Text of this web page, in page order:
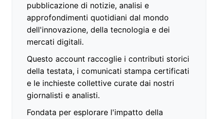
pubblicazione di notizie, analisi e
approfondimenti quotidiani dal mondo
dell'innovazione, della tecnologia e dei
mercati digitali.
Questo account raccoglie i contributi storici
della testata, i comunicati stampa certificati
e le inchieste collettive curate dai nostri
giornalisti e analisti.
Fondata per esplorare l'impatto della